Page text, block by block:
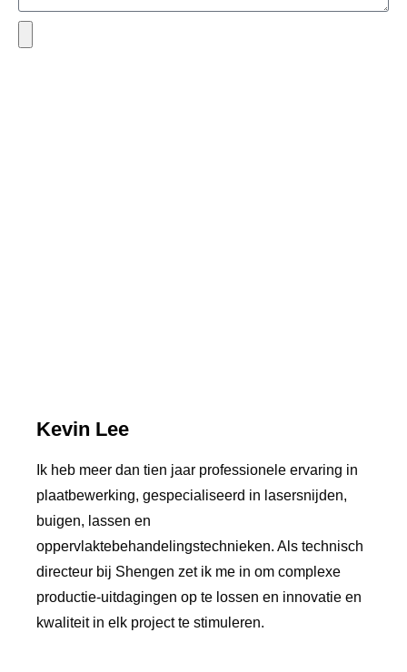
Kevin Lee
Ik heb meer dan tien jaar professionele ervaring in
plaatbewerking, gespecialiseerd in lasersnijden,
buigen, lassen en
oppervlaktebehandelingstechnieken. Als technisch
directeur bij Shengen zet ik me in om complexe
productie-uitdagingen op te lossen en innovatie en
kwaliteit in elk project te stimuleren.